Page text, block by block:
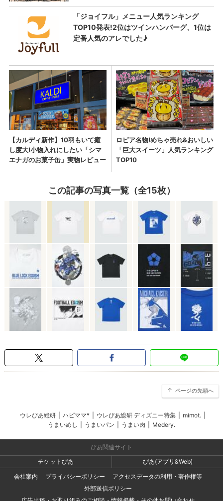
この記事の写真一覧（全15枚）
ページの先頭へ
ウレぴあ総研 ハピママ* ウレぴあ総研 ディズニー特集 mimot.
うまいめし
うまいパン うまい肉 Medery.
ぴあ関連サイト
チケットぴあ
ぴあ(アプリ&Web)
会社案内
プライバシーポリシー
アクセスデータの利用・著作権等
外部送信ポリシー